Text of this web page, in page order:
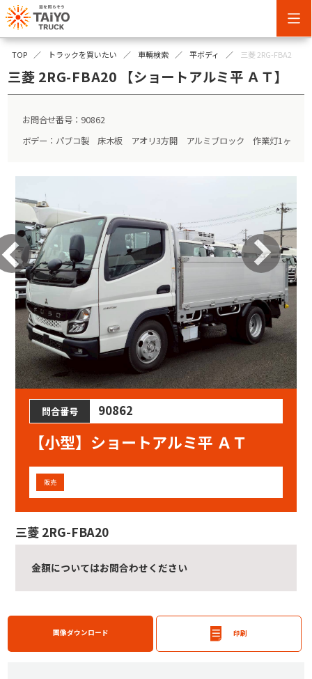
TOP トラックを買いたい 車輌検索 平ボディ 三菱 2RG-FBA20 【
三菱 2RG-FBA20 【ショートアルミ平 ＡＴ】
お問合せ番号：90862
ボデー：パブコ製 床木板 アオリ3方開 アルミブロック 作業灯1ヶ
問合番号 90862
【小型】 ショートアルミ平 ＡＴ
販売
三菱 2RG-FBA20
金額についてはお問合わせください
画像ダウンロード 印刷